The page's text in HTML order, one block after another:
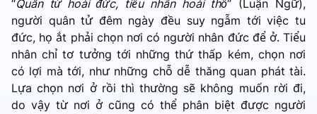
“Quân tử hoài đức, tiểu nhân hoài thổ” (Luận Ngữ),
người quân tử đêm ngày đều suy ngẫm tới việc tu
đức, họ ắt phải chọn nơi có người nhân đức để ở. Tiểu
nhân chỉ tơ tưởng tới những thứ thấp kém, chọn nơi
có lợi mà tới, như những chỗ dễ thăng quan phát tài.
Lựa chọn nơi ở rồi thì thường sẽ không muốn rời đi,
do vậy từ nơi ở cũng có thể phân biệt được người